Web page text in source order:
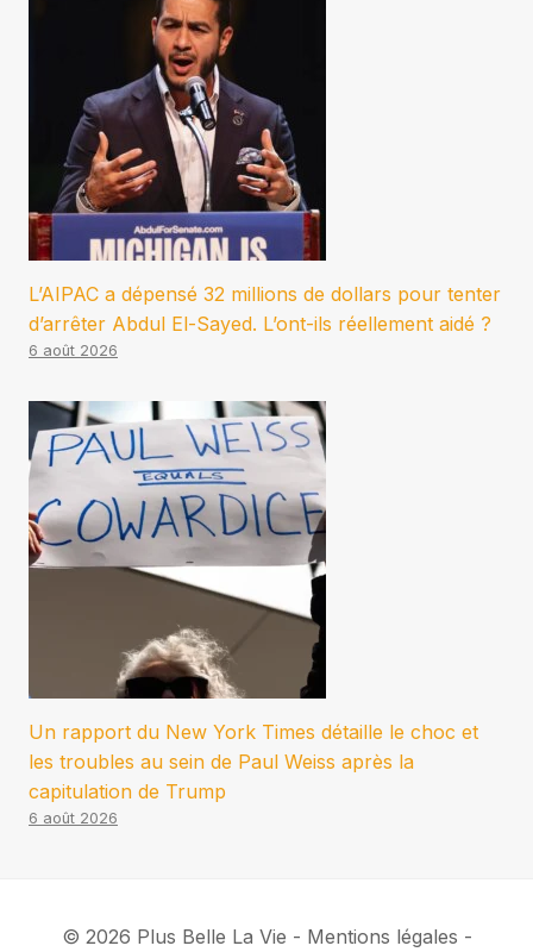
L’AIPAC a dépensé 32 millions de dollars pour tenter
d’arrêter Abdul El-Sayed. L’ont-ils réellement aidé ?
6 août 2026
Un rapport du New York Times détaille le choc et
les troubles au sein de Paul Weiss après la
capitulation de Trump
6 août 2026
© 2026 Plus Belle La Vie - Mentions légales -